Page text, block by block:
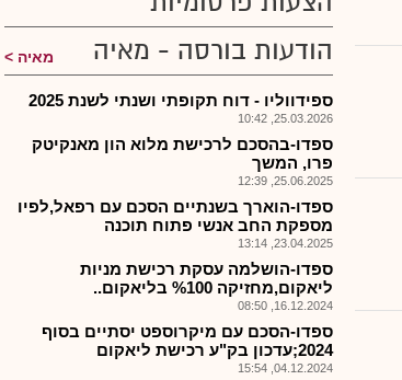
הודעות בורסה - מאיה
מאיה
ספידווליו - דוח תקופתי ושנתי לשנת 2025
25.03.2026, 10:42
ספדו-בהסכם לרכישת מלוא הון מאנקיטק
פרו, המשך
25.06.2025, 12:39
ספדו-הוארך בשנתיים הסכם עם רפאל,לפיו
מספקת החב אנשי פתוח תוכנה
23.04.2025, 13:14
ספדו-הושלמה עסקת רכישת מניות
ליאקום,מחזיקה %100 בליאקום..
16.12.2024, 08:50
ספדו-הסכם עם מיקרוספט יסתיים בסוף
2024;עדכון בק"ע רכישת ליאקום
04.12.2024, 15:54